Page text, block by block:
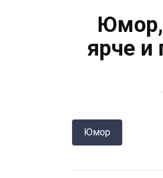
Юмор,
ярче и
Юмор